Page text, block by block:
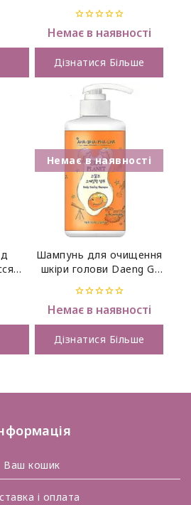
MASIL 5 Probiotics Apple
Vinegar Shampoo Stick
,80 мл
0
out
of
5
Немає в наявності
Дізнатися Більше
Шампунь для очищення
шкіри голови Daeng Gi
Scaling Shampoo, 500мл
0
out
of
5
Немає в наявності
Дізнатися Більше
Ваш кошик
і оплата